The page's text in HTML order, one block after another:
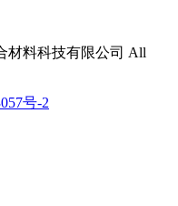
材料科技有限公司 All
号-2